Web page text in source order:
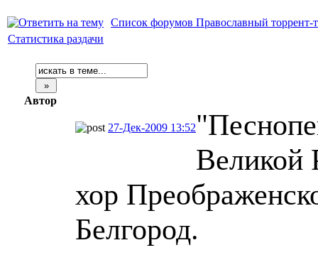
Список форумов Православный торрент-
Статистика раздачи
Автор
27-Дек-2009 13:52
Великой
хор
Белгород.